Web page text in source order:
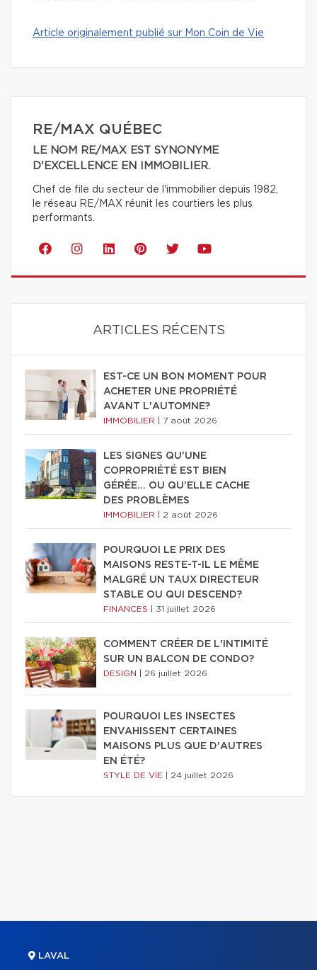
Article originalement publié sur Mon Coin de Vie
RE/MAX QUÉBEC
LE NOM RE/MAX EST SYNONYME
D'EXCELLENCE EN IMMOBILIER.
Chef de file du secteur de l'immobilier depuis 1982,
le réseau RE/MAX réunit les courtiers les plus
performants.
ARTICLES RÉCENTS
EST-CE UN BON MOMENT POUR
ACHETER UNE PROPRIÉTÉ
AVANT L'AUTOMNE?
IMMOBILIER 7 août 2026
LES SIGNES QU'UNE
COPROPRIÉTÉ EST BIEN
GÉRÉE… OU QU'ELLE CACHE
DES PROBLÈMES
IMMOBILIER 2 août 2026
POURQUOI LE PRIX DES
MAISONS RESTE-T-IL LE MÊME
MALGRÉ UN TAUX DIRECTEUR
STABLE OU QUI DESCEND?
FINANCES 31 juillet 2026
COMMENT CRÉER DE L'INTIMITÉ
SUR UN BALCON DE CONDO?
DESIGN 26 juillet 2026
POURQUOI LES INSECTES
ENVAHISSENT CERTAINES
MAISONS PLUS QUE D'AUTRES
EN ÉTÉ?
STYLE DE VIE 24 juillet 2026
LAVAL